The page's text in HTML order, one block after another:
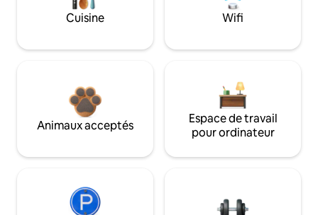
Cuisine Wifi
Animaux acceptés
Espace de travail
pour ordinateur